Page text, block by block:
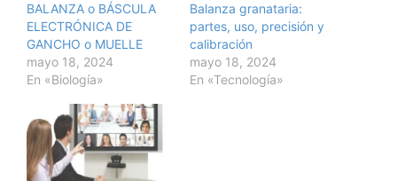
BALANZA o BÁSCULA
ELECTRÓNICA DE
GANCHO o MUELLE
mayo 18, 2024
En «Biología»
Balanza granataria:
partes, uso, precisión y
calibración
mayo 18, 2024
En «Tecnología»